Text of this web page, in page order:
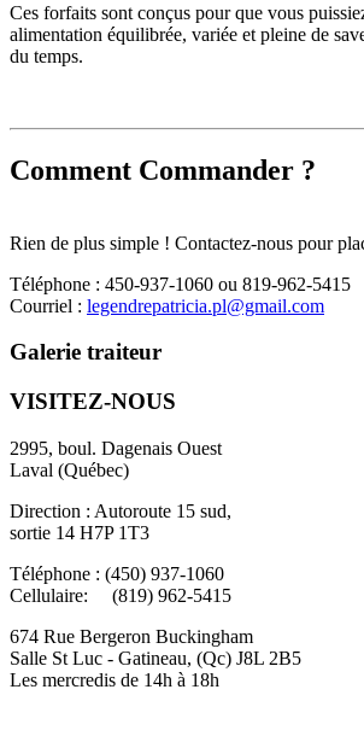
Ces forfaits sont conçus pour que vous
alimentation équilibrée, variée et pleine de
du temps.
Comment Commander ?
Rien de plus simple ! Contactez-nous pour
Téléphone : 450-937-1060 ou 819-962-5415
Courriel : legendrepatricia.pl@gmail.com
Galerie traiteur
VISITEZ-NOUS
2995, boul. Dagenais Ouest
Laval (Québec)
Direction : Autoroute 15 sud,
sortie 14 H7P 1T3
Téléphone : (450) 937-1060
Cellulaire: (819) 962-5415
674 Rue Bergeron Buckingham
Salle St Luc - Gatineau, (Qc) J8L 2B5
Les mercredis de 14h à 18h